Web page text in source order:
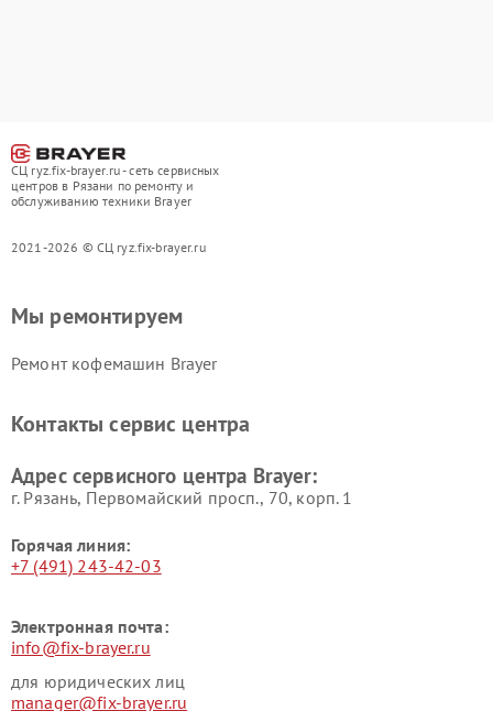
СЦ ryz.fix-brayer.ru - сеть сервисных
центров в Рязани по ремонту и
обслуживанию техники Brayer
2021-2026 © СЦ ryz.fix-brayer.ru
Мы ремонтируем
Ремонт кофемашин Brayer
Контакты сервис центра
Адрес сервисного центра Brayer:
г. Рязань, Первомайский просп., 70, корп. 1
Горячая линия:
+7 (491) 243-42-03
Электронная почта:
info@fix-brayer.ru
для юридических лиц
manager@fix-brayer.ru